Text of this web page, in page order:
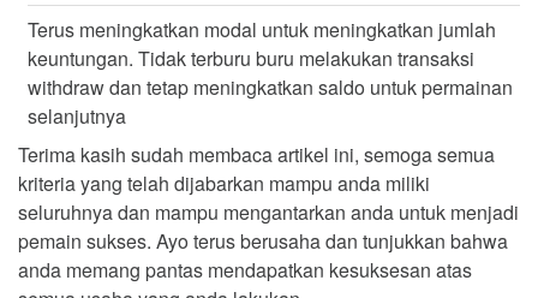
Terus meningkatkan modal untuk meningkatkan jumlah
keuntungan. Tidak terburu buru melakukan transaksi
withdraw dan tetap meningkatkan saldo untuk permainan
selanjutnya
Terima kasih sudah membaca artikel ini, semoga semua
kriteria yang telah dijabarkan mampu anda miliki
seluruhnya dan mampu mengantarkan anda untuk menjadi
pemain sukses. Ayo terus berusaha dan tunjukkan bahwa
anda memang pantas mendapatkan kesuksesan atas